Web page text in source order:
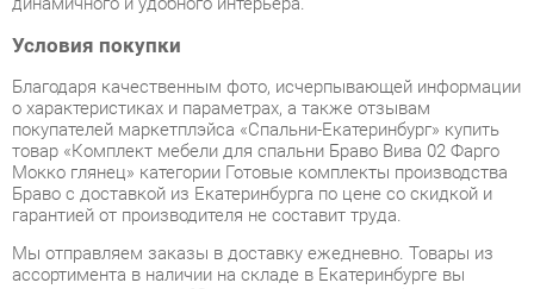
покупателей маркетплэйса «Спальни-Екатеринбург» купить
товар «Комплект мебели для спальни Браво Вива 02 Фарго
Мокко глянец» категории Готовые комплекты производства
Браво с доставкой из Екатеринбурга по цене со скидкой и
гарантией от производителя не составит труда.
Мы отправляем заказы в доставку ежедневно. Товары из
ассортимента в наличии на складе в Екатеринбурге вы
получите не позднее48-ми часовс момента оформления
заказа. Дополнительно вы можете заказать подъём на этаж
и сборку мебельных изделий.
Срок доставки в другие регионы, и для товаров, находящихся